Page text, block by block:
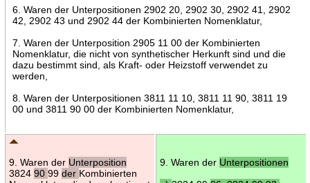
6. Waren der Unterpositionen 2902 20, 2902 30, 2902 41, 2902
42, 2902 43 und 2902 44 der Kombinierten Nomenklatur,
7. Waren der Unterposition 2905 11 00 der Kombinierten
Nomenklatur, die nicht von synthetischer Herkunft sind und die
dazu bestimmt sind, als Kraft- oder Heizstoff verwendet zu
werden,
8. Waren der Unterpositionen 3811 11 10, 3811 11 90, 3811 19
00 und 3811 90 00 der Kombinierten Nomenklatur,
9. Waren der Unterposition
3824 90 99 der Kombinierten
9. Waren der Unterpositionen